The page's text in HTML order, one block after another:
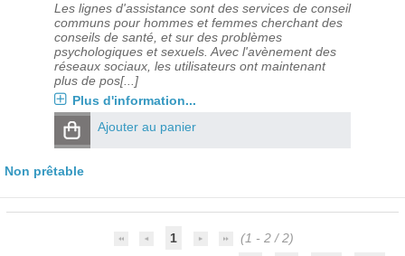
Les lignes d'assistance sont des services de conseil
communs pour hommes et femmes cherchant des
conseils de santé, et sur des problèmes
psychologiques et sexuels. Avec l'avènement des
réseaux sociaux, les utilisateurs ont maintenant
plus de pos[...]
Plus d'information...
Ajouter au panier
Non prêtable
1
(1 - 2 / 2)